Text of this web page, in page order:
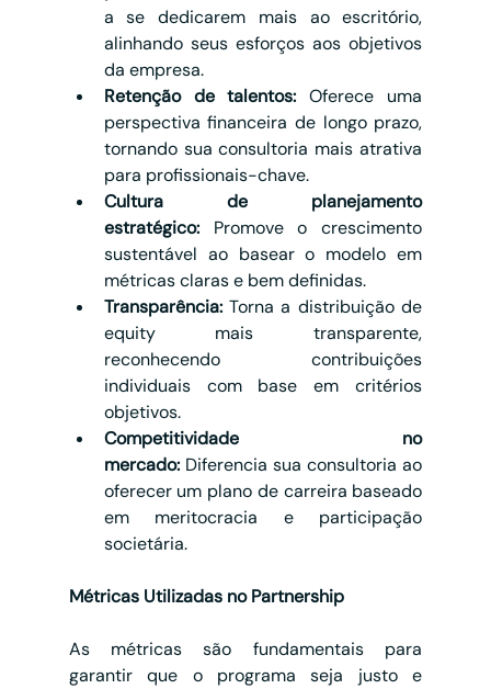
a se dedicarem mais ao escritório,
alinhando seus esforços aos objetivos
da empresa.
Retenção de talentos: Oferece uma
perspectiva financeira de longo prazo,
tornando sua consultoria mais atrativa
para profissionais-chave.
Cultura de planejamento
estratégico: Promove o crescimento
sustentável ao basear o modelo em
métricas claras e bem definidas.
Transparência: Torna a distribuição de
equity mais transparente,
reconhecendo contribuições
individuais com base em critérios
objetivos.
Competitividade no
mercado: Diferencia sua consultoria ao
oferecer um plano de carreira baseado
em meritocracia e participação
societária.
Métricas Utilizadas no Partnership
As métricas são fundamentais para
garantir que o programa seja justo e